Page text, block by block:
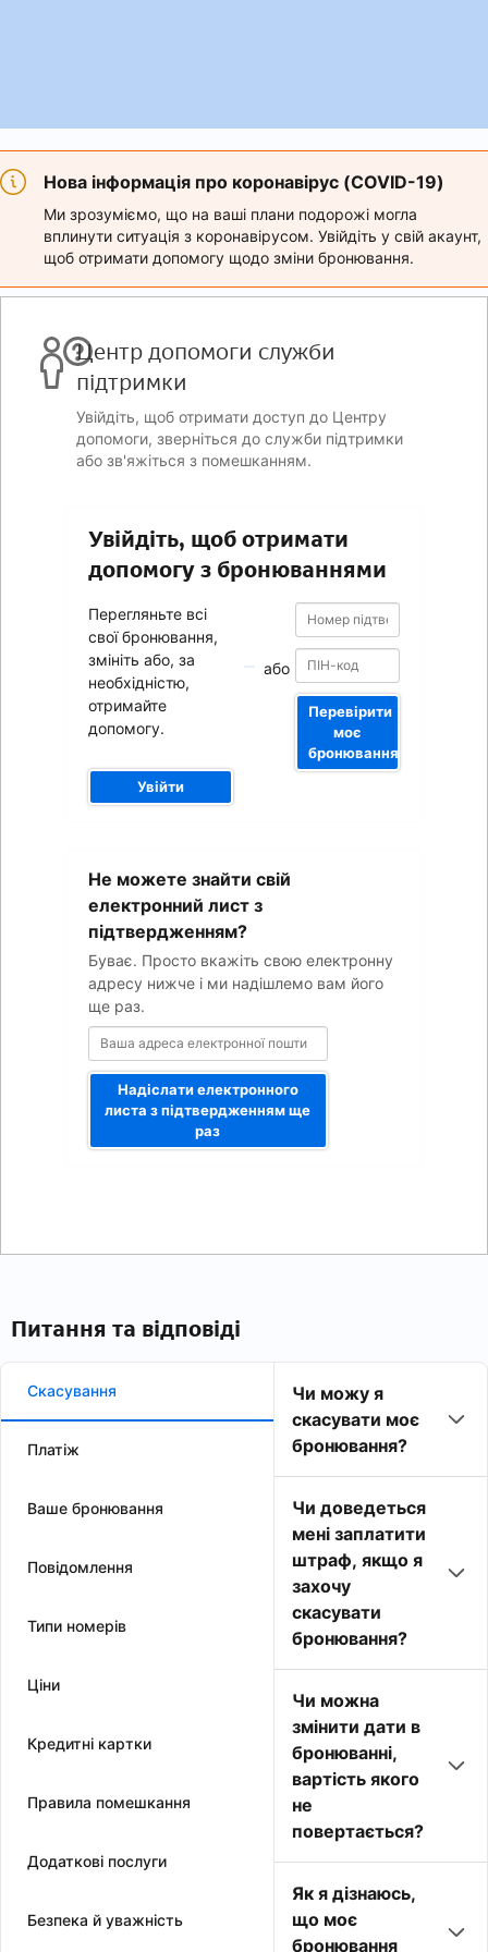
Нова інформація про коронавірус (COVID-19)
Ми зрозуміємо, що на ваші плани подорожі могла
вплинути ситуація з коронавірусом. Увійдіть у свій акаунт,
щоб отримати допомогу щодо зміни бронювання.
Центр допомоги служби
підтримки
Увійдіть, щоб отримати доступ до Центру
допомоги, зверніться до служби підтримки
або зв'яжіться з помешканням.
Увійдіть, щоб отримати
допомогу з бронюваннями
Перегляньте всі
свої бронювання,
змініть або, за
необхідністю,
отримайте
допомогу.
Увійти
або
Номер
підтвердження
Номер
підтвердження
Перевірити
моє
бронювання
Не можете знайти свій
електронний лист з
підтвердженням?
Буває. Просто вкажіть свою електронну
адресу нижче і ми надішлемо вам його
ще раз.
адреса
електронної
пошти
Надіслати електронного
листа з підтвердженням ще
раз
Питання та відповіді
Скасування
Платіж
Ваше бронювання
Повідомлення
Типи номерів
Ціни
Кредитні картки
Правила помешкання
Додаткові послуги
Безпека й уважність
Чи можу я
скасувати моє
бронювання?
Чи доведеться
мені заплатити
штраф, якщо я
захочу
скасувати
бронювання?
Чи можна
змінити дати в
бронюванні,
вартість якого
не
повертається?
Як я дізнаюсь,
що моє
бронювання